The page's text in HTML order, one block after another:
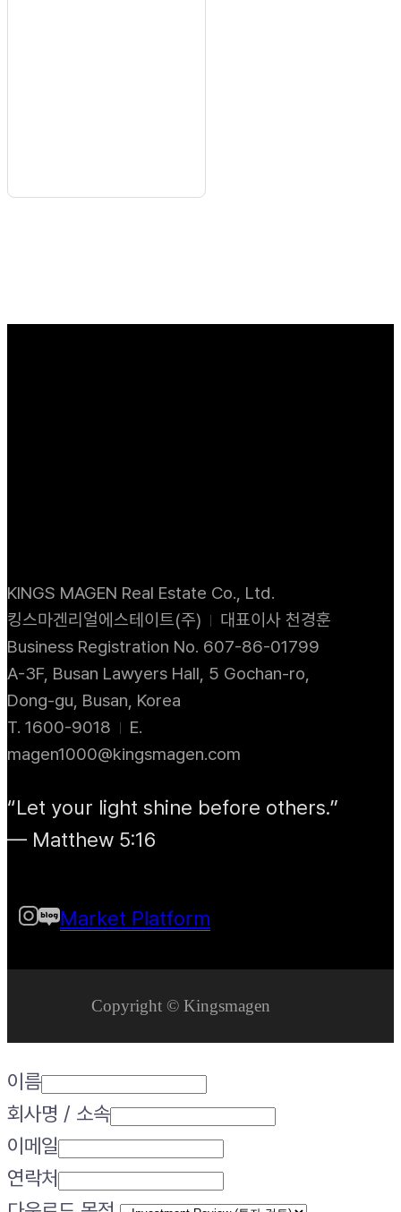
KINGS MAGEN Real Estate Co., Ltd.
킹스마겐리얼에스테이트(주)
대표이사 천경훈
Business Registration No. 607-86-01799
A-3F, Busan Lawyers Hall, 5 Gochan-ro,
Dong-gu, Busan, Korea
T. 1600-9018
E.
magen1000@kingsmagen.com
“Let your light shine before others.”
— Matthew 5:16
Market Platform
Copyright © Kingsmagen
이름
회사명 / 소속
이메일
연락처